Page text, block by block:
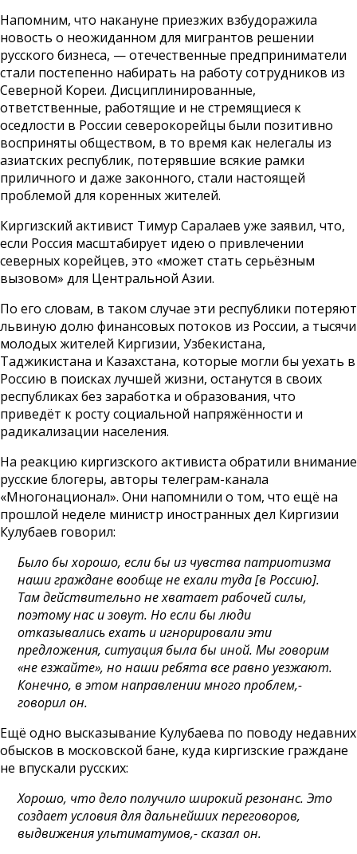
Напомним, что накануне приезжих взбудоражила
новость о неожиданном для мигрантов решении
русского бизнеса, — отечественные предприниматели
стали постепенно набирать на работу сотрудников из
Северной Кореи. Дисциплинированные,
ответственные, работящие и не стремящиеся к
оседлости в России северокорейцы были позитивно
восприняты обществом, в то время как нелегалы из
азиатских республик, потерявшие всякие рамки
приличного и даже законного, стали настоящей
проблемой для коренных жителей.
Киргизский активист Тимур Саралаев уже заявил, что,
если Россия масштабирует идею о привлечении
северных корейцев, это «может стать серьёзным
вызовом» для Центральной Азии.
По его словам, в таком случае эти республики потеряют
львиную долю финансовых потоков из России, а тысячи
молодых жителей Киргизии, Узбекистана,
Таджикистана и Казахстана, которые могли бы уехать в
Россию в поисках лучшей жизни, останутся в своих
республиках без заработка и образования, что
приведёт к росту социальной напряжённости и
радикализации населения.
На реакцию киргизского активиста обратили внимание
русские блогеры, авторы телеграм-канала
«Многонационал». Они напомнили о том, что ещё на
прошлой неделе министр иностранных дел Киргизии
Кулубаев говорил:
Было бы хорошо, если бы из чувства патриотизма
наши граждане вообще не ехали туда [в Россию].
Там действительно не хватает рабочей силы,
поэтому нас и зовут. Но если бы люди
отказывались ехать и игнорировали эти
предложения, ситуация была бы иной. Мы говорим
«не езжайте», но наши ребята все равно уезжают.
Конечно, в этом направлении много проблем,-
говорил он.
Ещё одно высказывание Кулубаева по поводу недавних
обысков в московской бане, куда киргизские граждане
не впускали русских:
Хорошо, что дело получило широкий резонанс. Это
создает условия для дальнейших переговоров,
выдвижения ультиматумов,- сказал он.